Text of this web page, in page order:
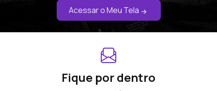
Acessar o Meu Tela
Fique por dentro